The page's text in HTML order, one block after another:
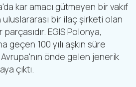
kar amacı gütmeyen bir vakıf
bir ilaç şirketi olan
EGIS Polonya,
geçen 100 yılı aşkın süre
önde gelen jenerik
çıktı.